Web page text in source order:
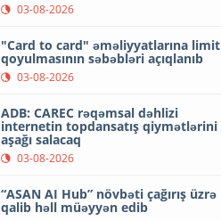
03-08-2026
"Card to card" əməliyyatlarına limit
qoyulmasının səbəbləri açıqlanıb
03-08-2026
ADB: CAREC rəqəmsal dəhlizi
internetin topdansatış qiymətlərini
aşağı salacaq
03-08-2026
“ASAN AI Hub” növbəti çağırış üzrə
qalib həll müəyyən edib